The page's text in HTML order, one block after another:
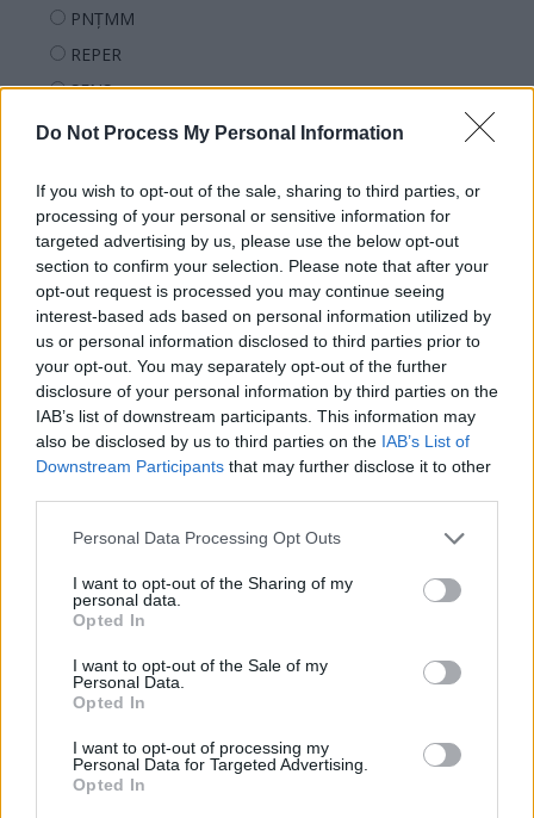
Do Not Process My Personal Information
If you wish to opt-out of the sale, sharing to third parties, or
processing of your personal or sensitive information for
targeted advertising by us, please use the below opt-out
section to confirm your selection. Please note that after your
opt-out request is processed you may continue seeing
interest-based ads based on personal information utilized by
us or personal information disclosed to third parties prior to
your opt-out. You may separately opt-out of the further
disclosure of your personal information by third parties on the
IAB’s list of downstream participants. This information may
also be disclosed by us to third parties on the IAB’s List of
Downstream Participants that may further disclose it to other
Personal Data Processing Opt Outs
I want to opt-out of the Sharing of my
personal data.
Opted In
I want to opt-out of the Sale of my
Personal Data.
Opted In
I want to opt-out of processing my
Personal Data for Targeted Advertising.
Opted In
PNȚMM
REPER
SENS
SOS (Șoșoacă)
PACE (Peia)
Acțiunea Conservatoare (Târziu)
PDF (Lazarus)
PUSL (D. Voiculescu)
PNȚCD (Pavelescu)
PNCR (Terheș)
Partidul Patrioților (Surugiu)
FAR (Coarnă)
România pe Primul Loc (Ponta)
Arhiva sondajelor